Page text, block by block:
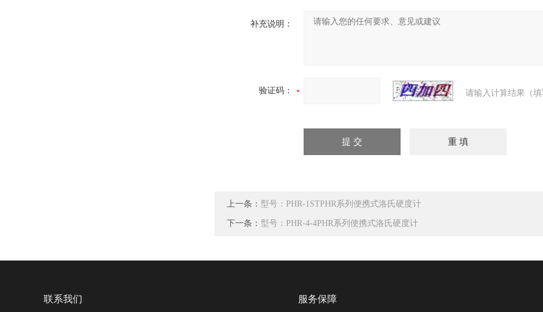
补充说明：
验证码： 请输入计算结果（
上一条： 型号：PHR-1STPHR系列便携式洛氏硬度计
下一条： 型号：PHR-4-4PHR系列便携式洛氏硬度计
联系我们 服务保障